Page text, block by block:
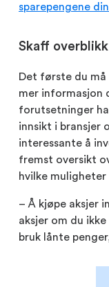
sparepengene
Skaff overblikk
Det første du må
mer informasjon
forutsetninger
innsikt i bransjer
interessante å
fremst oversikt
hvilke
– Å kjøpe aksjer
aksjer om du
bruk lånte